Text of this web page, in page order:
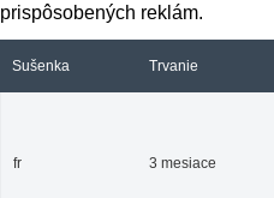
prispôsobených reklám.
Sušenka Trvanie
fr 3 mesiace